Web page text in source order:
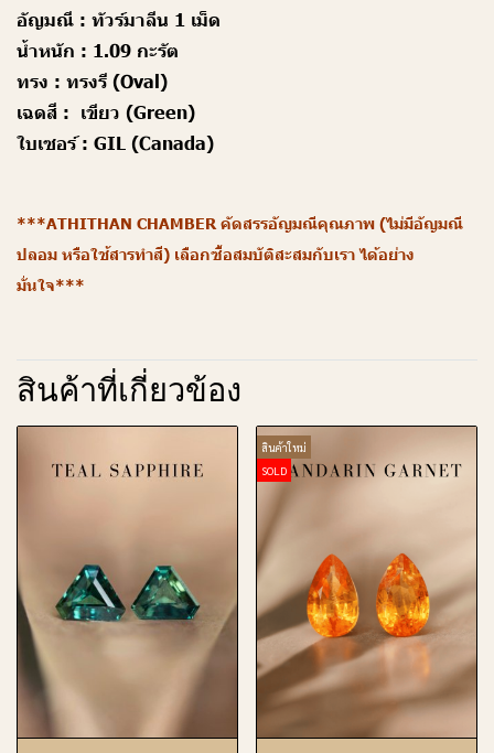
อัญมณี : ทัวร์มาลีน 1 เม็ด
น้ำหนัก : 1.09 กะรัต
ทรง : ทรงรี (Oval)
เฉดสี : เขียว (Green)
ใบเซอร์ : GIL (Canada)
***ATHITHAN CHAMBER คัดสรรอัญมณีคุณภาพ (ไม่มีอัญมณี
ปลอม หรือใช้สารทำสี) เลือกซื้อสมบัติสะสมกับเรา ได้อย่าง
มั่นใจ***
สินค้าที่เกี่ยวข้อง
สินค้าใหม่
SOLD